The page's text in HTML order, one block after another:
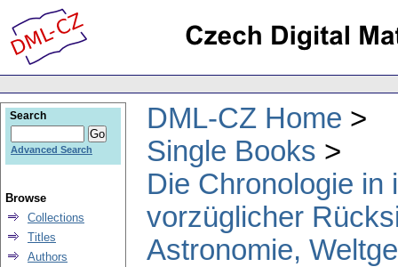
DML-CZ Home
Single Books
Die Chronologie in
vorzüglicher
Astronomie,
Search
Advanced Search
Browse
Collections
Titles
Authors